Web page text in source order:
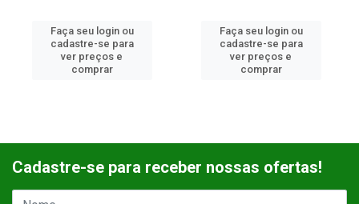
Faça seu login ou
cadastre-se para
ver preços e
comprar
Faça seu login ou
cadastre-se para
ver preços e
comprar
Cadastre-se para receber nossas ofertas!